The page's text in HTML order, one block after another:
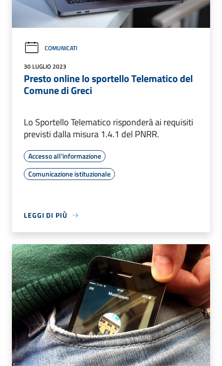
COMUNICATI
30 LUGLIO 2023
Presto online lo sportello Telematico del
Comune di Greci
Lo Sportello Telematico risponderà ai requisiti
previsti dalla misura 1.4.1 del PNRR.
Accesso all'informazione
Comunicazione istituzionale
LEGGI DI PIÙ